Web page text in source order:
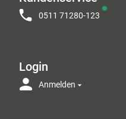
0511 71280-123
Login
Anmelden